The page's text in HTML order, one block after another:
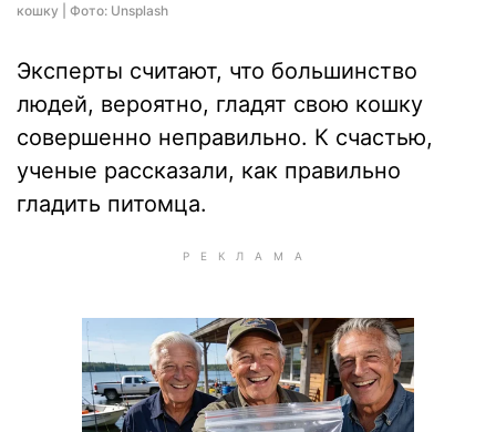
кошку | Фото: Unsplash
Эксперты считают, что большинство
людей, вероятно, гладят свою кошку
совершенно неправильно. К счастью,
ученые рассказали, как правильно
гладить питомца.